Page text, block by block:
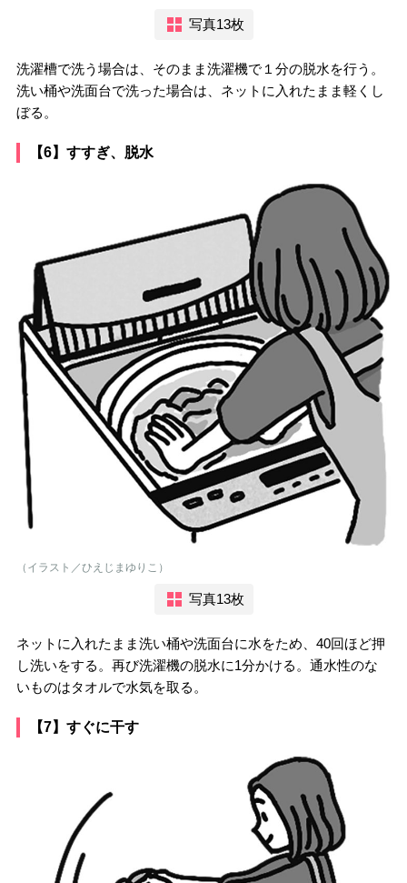
写真13枚
洗濯槽で洗う場合は、そのまま洗濯機で１分の脱水を行う。
洗い桶や洗面台で洗った場合は、ネットに入れたまま軽くし
ぼる。
【6】すすぎ、脱水
（イラスト／ひえじまゆりこ）
写真13枚
ネットに入れたまま洗い桶や洗面台に水をため、40回ほど押
し洗いをする。再び洗濯機の脱水に1分かける。通水性のな
いものはタオルで水気を取る。
【7】すぐに干す